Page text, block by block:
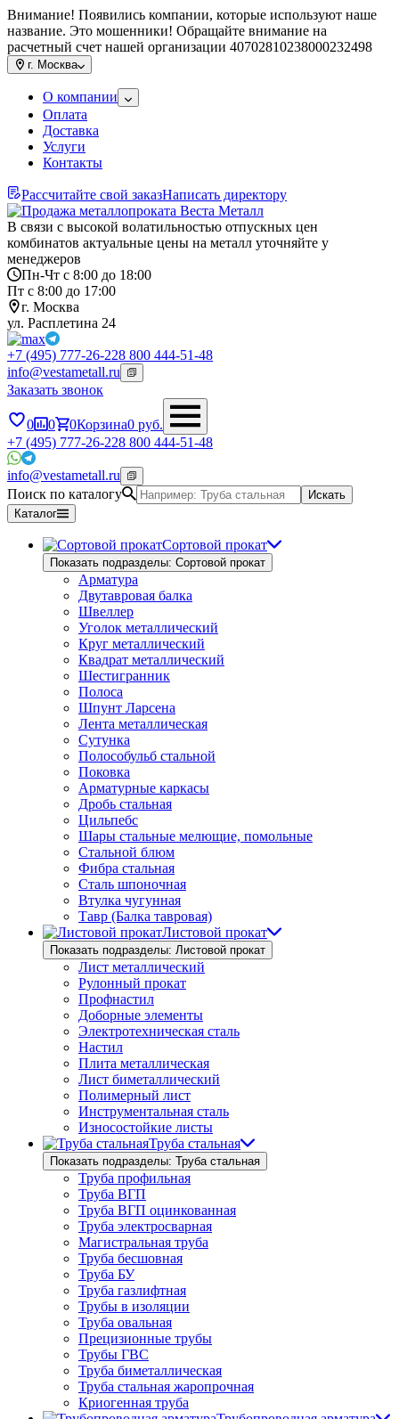
Внимание! Появились компании, которые используют наше
название. Это мошенники! Обращайте внимание на
расчетный счет нашей организации 40702810238000232498
г. Москва
О компании
Оплата
Доставка
Услуги
Контакты
Рассчитайте свой заказНаписать директору
В связи с высокой волатильностью отпускных цен
комбинатов актуальные цены на металл уточняйте у
менеджеров
Пн-Чт с 8:00 до 18:00
Пт с 8:00 до 17:00
г. Москва
ул. Расплетина 24
+7 (495) 777-26-228 800 444-51-48
info@vestametall.ru
Заказать звонок
0 0 0Корзина0 руб.
+7 (495) 777-26-228 800 444-51-48
info@vestametall.ru
Поиск по каталогу
Искать
Каталог
Сортовой прокат
Показать подразделы: Сортовой прокат
Арматура
Двутавровая балка
Швеллер
Уголок металлический
Круг металлический
Квадрат металлический
Шестигранник
Полоса
Шпунт Ларсена
Лента металлическая
Сутунка
Полособульб стальной
Поковка
Арматурные каркасы
Дробь стальная
Цильпебс
Шары стальные мелющие, помольные
Стальной блюм
Фибра стальная
Сталь шпоночная
Втулка чугунная
Тавр (Балка тавровая)
Листовой прокат
Показать подразделы: Листовой прокат
Лист металлический
Рулонный прокат
Профнастил
Доборные элементы
Электротехническая сталь
Настил
Плита металлическая
Лист биметаллический
Полимерный лист
Инструментальная сталь
Износостойкие листы
Труба стальная
Показать подразделы: Труба стальная
Труба профильная
Труба ВГП
Труба ВГП оцинкованная
Труба электросварная
Магистральная труба
Труба бесшовная
Труба БУ
Труба газлифтная
Трубы в изоляции
Труба овальная
Прецизионные трубы
Трубы ГВС
Труба биметаллическая
Труба стальная жаропрочная
Криогенная труба